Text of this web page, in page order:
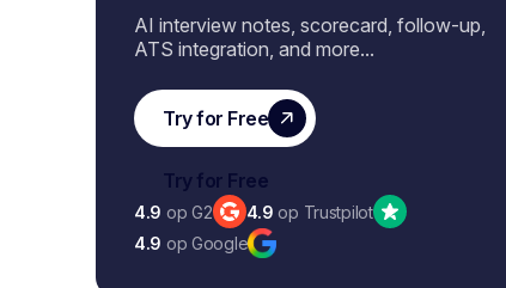
AI interview notes, scorecard, follow-up,
ATS integration, and more...
4.9 op G2 4.9 op Trustpilot
4.9 op Google